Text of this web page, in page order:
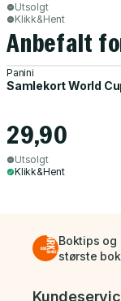
Utsolgt
Klikk&Hent
Anbefalt
Panini
Samlekort World
29,90
Utsolgt
Klikk&Hent
Boktips
største
Bunnmeny